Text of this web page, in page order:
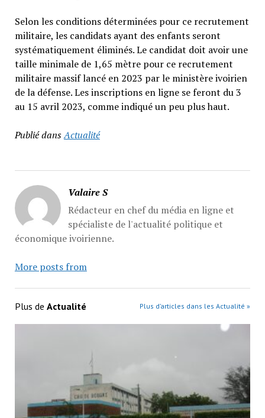
Selon les conditions déterminées pour ce recrutement
militaire, les candidats ayant des enfants seront
systématiquement éliminés. Le candidat doit avoir une
taille minimale de 1,65 mètre pour ce recrutement
militaire massif lancé en 2023 par le ministère ivoirien
de la défense. Les inscriptions en ligne se feront du 3
au 15 avril 2023, comme indiqué un peu plus haut.
Publié dansActualité
Valaire S
Rédacteur en chef du média en ligne et
spécialiste de l'actualité politique et
économique ivoirienne.
More posts from
Plus de Actualité Plus d’articles dans les Actualité »